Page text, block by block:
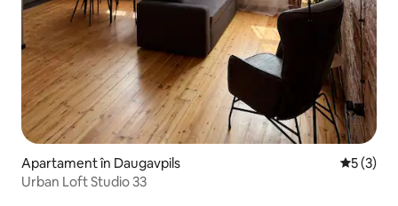
Apartament în Daugavpils Scor
5 (3)
Urban Loft Studio 33